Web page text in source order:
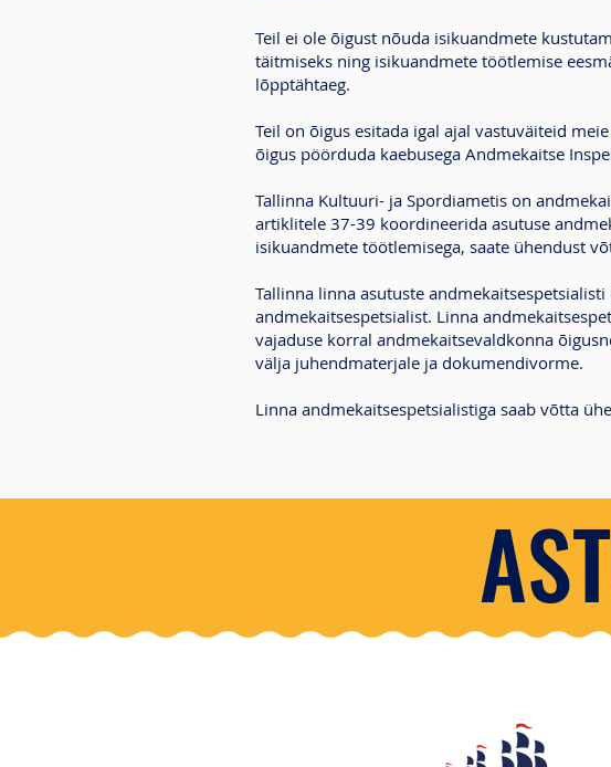
Teil ei ole õigust nõuda isikuandmete
täitmiseks ning isikuandmete töötlemise
lõpptähtaeg.
Teil on õigus esitada igal ajal vastuväiteid
õigus pöörduda kaebusega Andmekaitse
Tallinna Kultuuri- ja Spordiametis on
artiklitele 37-39 koordineerida asutuse
isikuandmete töötlemisega, saate ühendust
Tallinna linna asutuste
andmekaitsespetsialist. Linna
vajaduse korral andmekaitsevaldkonna
välja juhendmaterjale ja dokumendivorme.
Linna andmekaitsespetsialistiga saab võtta